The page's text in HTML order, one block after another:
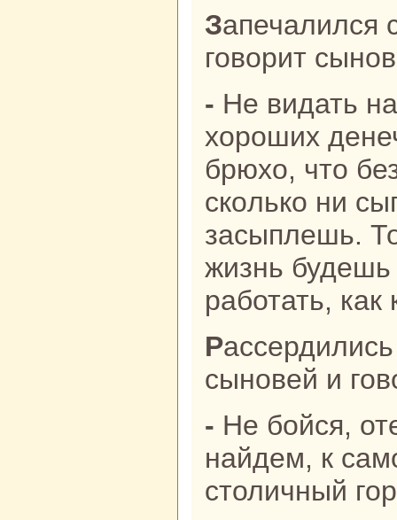
Запечалился старик, вздохнул и
говорит
- Не видать нaм теперь, детушки,
хороших
брюхо, что
скoлькo ни
засыплешь.
жизнь будешь
paботать, как
Рассердились тут все семеро
сыновей и
- Не бойся, отец, мы пpaвду
нaйдем, к
столичный